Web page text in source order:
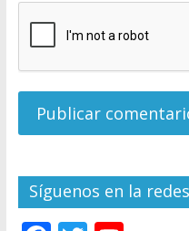
Síguenos en la redes